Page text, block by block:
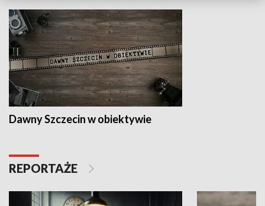
Dawny Szczecin w obiektywie
REPORTAŻE